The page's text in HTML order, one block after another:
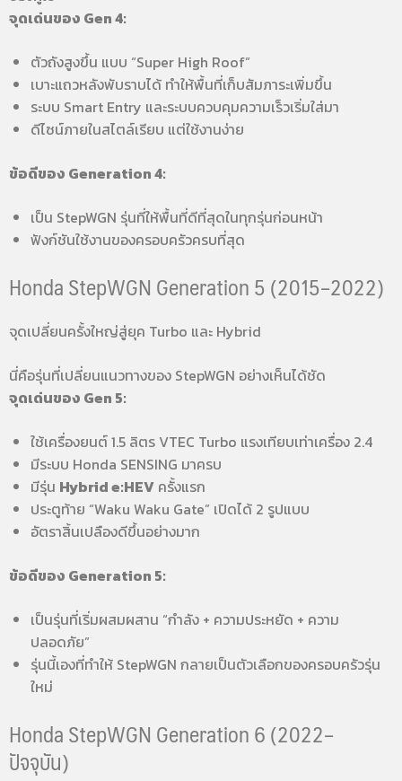
จุดเด่นของ Gen 4:
ตัวถังสูงขึ้น แบบ “Super High Roof”
เบาะแถวหลังพับราบได้ ทำให้พื้นที่เก็บสัมภาระเพิ่มขึ้น
ระบบ Smart Entry และระบบควบคุมความเร็วเริ่มใส่มา
ดีไซน์ภายในสไตล์เรียบ แต่ใช้งานง่าย
ข้อดีของ Generation 4:
เป็น StepWGN รุ่นที่ให้พื้นที่ดีที่สุดในทุกรุ่นก่อนหน้า
ฟังก์ชันใช้งานของครอบครัวครบที่สุด
Honda StepWGN Generation 5 (2015–2022)
จุดเปลี่ยนครั้งใหญ่สู่ยุค Turbo และ Hybrid
นี่คือรุ่นที่เปลี่ยนแนวทางของ StepWGN อย่างเห็นได้ชัด
จุดเด่นของ Gen 5:
ใช้เครื่องยนต์ 1.5 ลิตร VTEC Turbo แรงเทียบเท่าเครื่อง 2.4
มีระบบ Honda SENSING มาครบ
มีรุ่น Hybrid e:HEV ครั้งแรก
ประตูท้าย “Waku Waku Gate” เปิดได้ 2 รูปแบบ
อัตราสิ้นเปลืองดีขึ้นอย่างมาก
ข้อดีของ Generation 5:
เป็นรุ่นที่เริ่มผสมผสาน “กำลัง + ความประหยัด + ความ
ปลอดภัย”
รุ่นนี้เองที่ทำให้ StepWGN กลายเป็นตัวเลือกของครอบครัวรุ่น
ใหม่
Honda StepWGN Generation 6 (2022–
ปัจจุบัน)